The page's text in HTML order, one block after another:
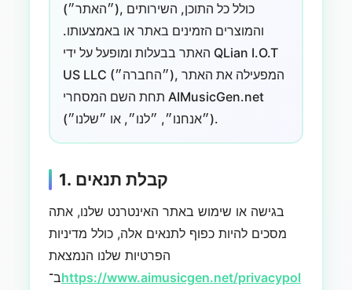
(״האתר״), כולל כל התוכן, השירותים
והמוצרים הזמינים באתר או באמצעותו.
האתר בבעלות ומופעל על ידי QLian I.O.T
US LLC (״החברה״), המפעילה את האתר
תחת השם המסחרי AIMusicGen.net
(״אנחנו״, ״לנו״, או ״שלנו״).
1. קבלת תנאים
בגישה או שימוש באתר האינטרנט שלנו, אתה
מסכים להיות כפוף לתנאים אלה, כולל מדיניות
הפרטיות שלנו הנמצאת
ב־https://www.aimusicgen.net/privacypol